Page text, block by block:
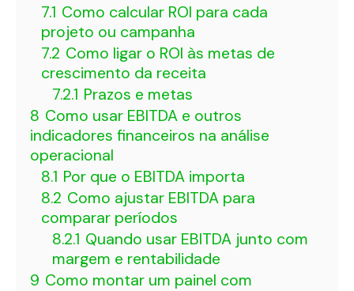
7.1 Como calcular ROI para cada
projeto ou campanha
7.2 Como ligar o ROI às metas de
crescimento da receita
7.2.1 Prazos e metas
8 Como usar EBITDA e outros
indicadores financeiros na análise
operacional
8.1 Por que o EBITDA importa
8.2 Como ajustar EBITDA para
comparar períodos
8.2.1 Quando usar EBITDA junto com
margem e rentabilidade
9 Como montar um painel com